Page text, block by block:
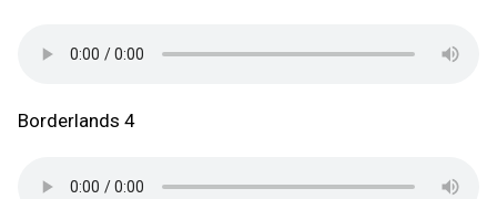
Borderlands 4